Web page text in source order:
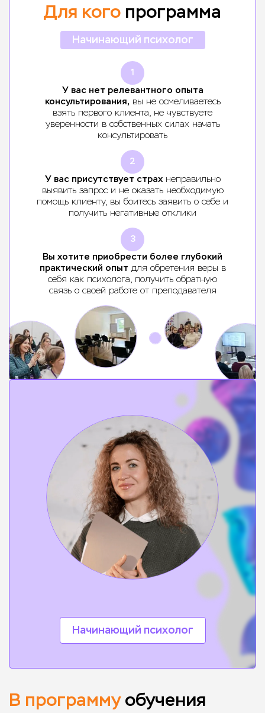
Начинающий психолог
Для кого программа
Начинающий психолог
1
У вас нет релевантного опыта
консультирования,вы не осмеливаетесь
взять первого клиента, не чувствуете
уверенности в собственных силах начать
консультировать
2
У вас присутствует страхнеправильно
выявить запрос и не оказать необходимую
помощь клиенту, вы боитесь заявить о себе и
получить негативные отклики
3
Вы хотите приобрести более глубокий
практический опыт для обретения веры в
себя как психолога, получить обратную
связь о своей работе от преподавателя
В программуобучения